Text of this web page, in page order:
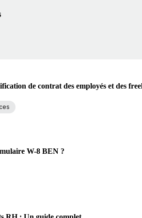
de contrat des employés et des
W-8 BEN ?